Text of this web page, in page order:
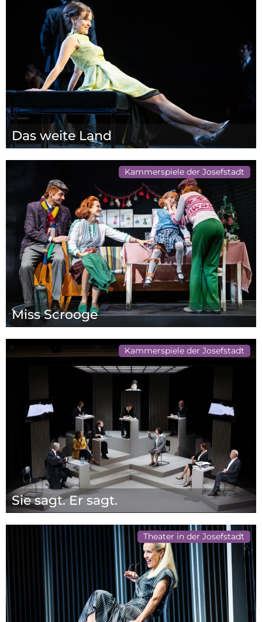
Das weite Land
Kammerspiele der Josefstadt
Miss Scrooge
Kammerspiele der Josefstadt
Sie sagt. Er sagt.
Theater in der Josefstadt